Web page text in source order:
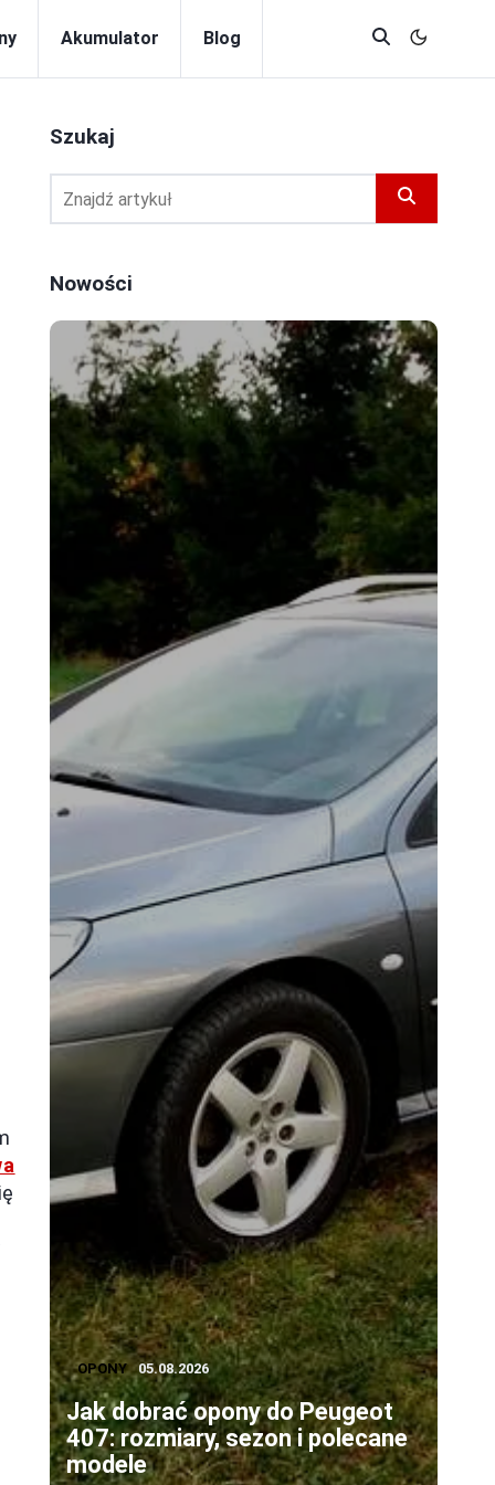
Akumulator Blog
Szukaj
Nowości
OPONY 05.08.2026
Jak dobrać opony do Peugeot
407: rozmiary, sezon i polecane
modele